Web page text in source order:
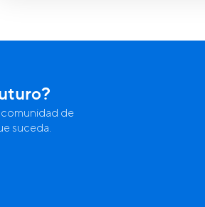
Horario:de 9:00 a. m. a 12:00 p.
de
suceda.